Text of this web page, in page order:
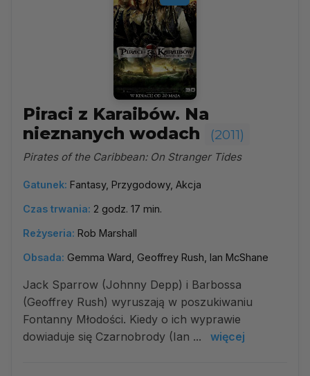
Piraci z Karaibów. Na
nieznanych wodach
(2011)
Pirates of the Caribbean: On Stranger Tides
Gatunek: Fantasy, Przygodowy, Akcja
Czas trwania: 2 godz. 17 min.
Reżyseria: Rob Marshall
Obsada: Gemma Ward, Geoffrey Rush, Ian McShane
Jack Sparrow (Johnny Depp) i Barbossa
(Geoffrey Rush) wyruszają w poszukiwaniu
Fontanny Młodości. Kiedy o ich wyprawie
dowiaduje się Czarnobrody (Ian ...
więcej